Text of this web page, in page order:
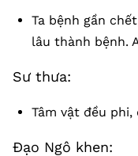
Ta bệnh gần
lâu thành bệnh.
Sư thưa:
Tâm vật đều
Đạo Ngô khen: